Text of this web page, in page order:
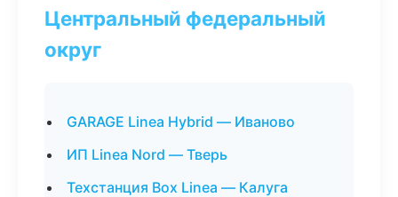
Центральный федеральный
округ
GARAGE Linea Hybrid — Иваново
ИП Linea Nord — Тверь
Техстанция Box Linea — Калуга